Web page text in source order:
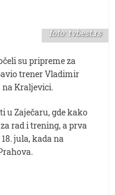
foto: tvbest.rs
su pripreme za
trener Vladimir
Kraljevici.
u Zaječaru, gde kako
rad i trening, a prva
jula, kada na